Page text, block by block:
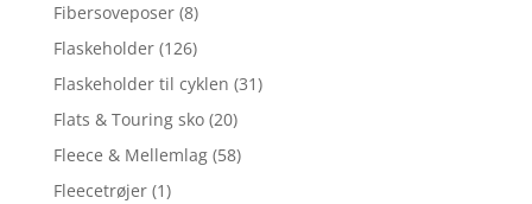
Fibersoveposer (8)
Flaskeholder (126)
Flaskeholder til cyklen (31)
Flats & Touring sko (20)
Fleece & Mellemlag (58)
Fleecetrøjer (1)